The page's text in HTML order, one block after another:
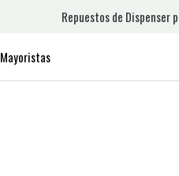
Repuestos de Dispenser
Mayoristas